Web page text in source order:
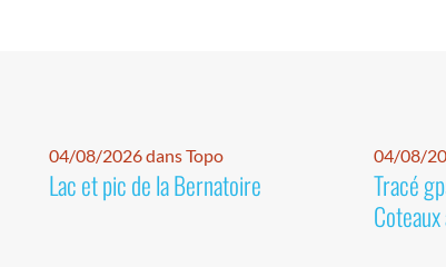
04/08/2026 dans Topo
Lac et pic de la Bernatoire
04/08/
Tracé